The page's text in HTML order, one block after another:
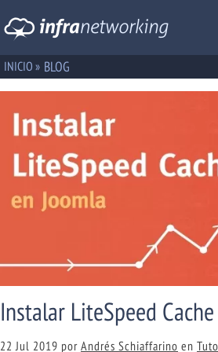
INICIO » BLOG
Instalar LiteSpeed
22 Jul 2019 por Andrés Schiaffarino en